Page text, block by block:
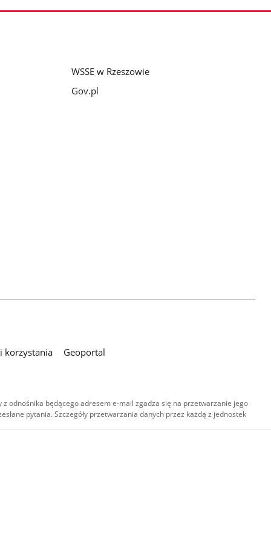
WSSE w Rzeszowie
Gov.pl
korzystania
Geoportal
odnośnika będącego adresem e-mail zgadza się na przetwarzanie jego
pytania. Szczegóły przetwarzania danych przez każdą z jednostek